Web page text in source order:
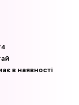
в наявності